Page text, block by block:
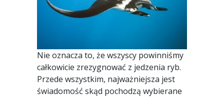
Nie oznacza to, że wszyscy powinniśmy
całkowicie zrezygnować z jedzenia ryb.
Przede wszystkim, najważniejsza jest
świadomość skąd pochodzą wybierane